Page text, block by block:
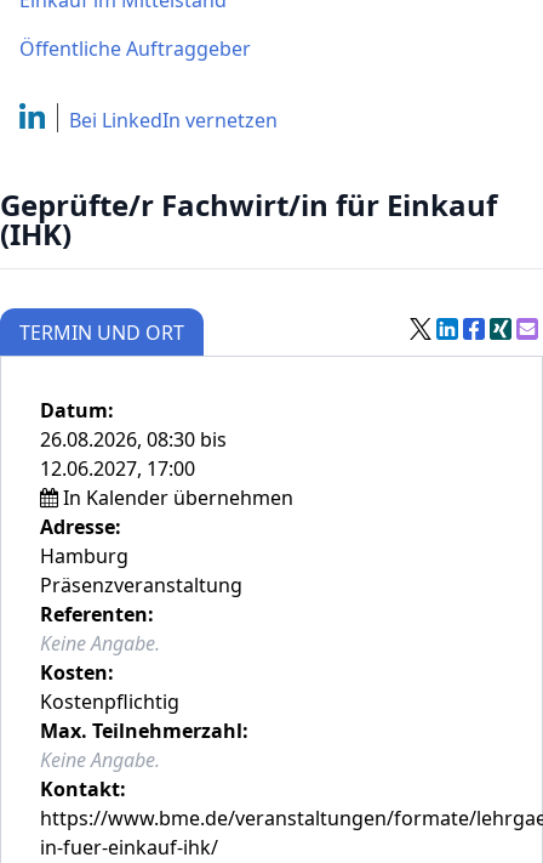
Öffentliche Auftraggeber
Bei LinkedIn vernetzen
Geprüfte/r Fachwirt/in für Einkauf
(IHK)
TERMIN UND ORT
Datum:
26.08.2026, 08:30 bis
12.06.2027, 17:00
In Kalender übernehmen
Adresse:
Hamburg
Präsenzveranstaltung
Referenten:
Keine Angabe.
Kosten:
Kostenpflichtig
Max. Teilnehmerzahl:
Keine Angabe.
Kontakt:
https://www.bme.de/veranstaltungen/formate/
in-fuer-einkauf-ihk/